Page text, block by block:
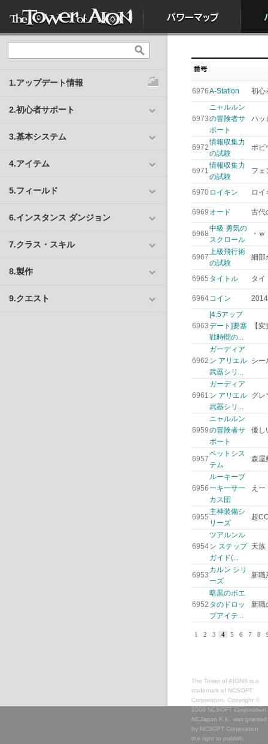
1.アップデート情報
2.初心者サポート
3.基本システム
4.アイテム
5.フィールド
6.インスタンス ダンジョン
7.クラス・スキル
8.製作
9.クエスト
6976A-Station 初心
6973
ニャルルン
の冒険者サ
ポート
ハッ
6972
情報収集力
の試験
ポピ
6971
情報収集力
の試験
フェ
6970 ロイキン ロイ
6969 オード 古代
6968
中級 勇気の
スクロール
・ｗ
6967
上級飛行術
の試験
細部
6965 タイトル タイ
6964コイン
6963
[4.5アップ
デート]要塞
戦時間の...
【
6962
ガーディア
ン アリエル
武器シリ...
シー
6961
ガーディア
ン アリエル
武器シリ...
グレ
6959
ニャルルン
の冒険者サ
ポート
優し
6957
ペットシス
テム
森屋
6956
ルーキーブ
ーキーサー
カス団
え
6955
主神装備シ
リーズ
超
6954
ツアルンル
ン ステップ
ガイド(...
天族
6953
カルン シリ
ーズ
新職
6952
暗黒のポエ
タのドロッ
プアイテ...
新職
1 2 3 4 5 6 7 8
The Tower of AION® is a
trademark of NCSOFT
Corporation. Copyright ©
2009 NCSOFT Corporation.
NCJapan K.K. was granted
by NCSOFT Corporation
the right to publish,